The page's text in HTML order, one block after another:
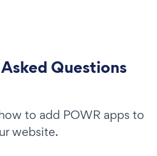
Questions
to add POWR apps to
website.